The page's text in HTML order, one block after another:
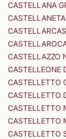
CASTELLANA
CASTELLANETA
CASTELLAR
CASTELLARO
CASTELLAZZO
CASTELLEONE
CASTELLETTO
CASTELLETTO
CASTELLETTO
CASTELLETTO
CASTELLETTO